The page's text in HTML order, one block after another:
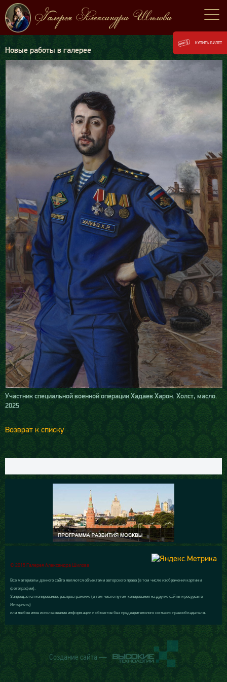
Новые работы в галерее
Участник специальной военной операции Хадаев Харон. Холст, масло.
2025
Возврат к списку
© 2015 Галерея Александра Шилова
Все материалы данного сайта являются объектами авторского права (в том числе изображения картин и
фотографии).
Запрещается копирование, распространение (в том числе путем копирования на другие сайты и ресурсы в
Интернете)
или любое иное использование информации и объектов без предварительного согласия правообладателя.
Создание сайта —
КУПИТЬ БИЛЕТ